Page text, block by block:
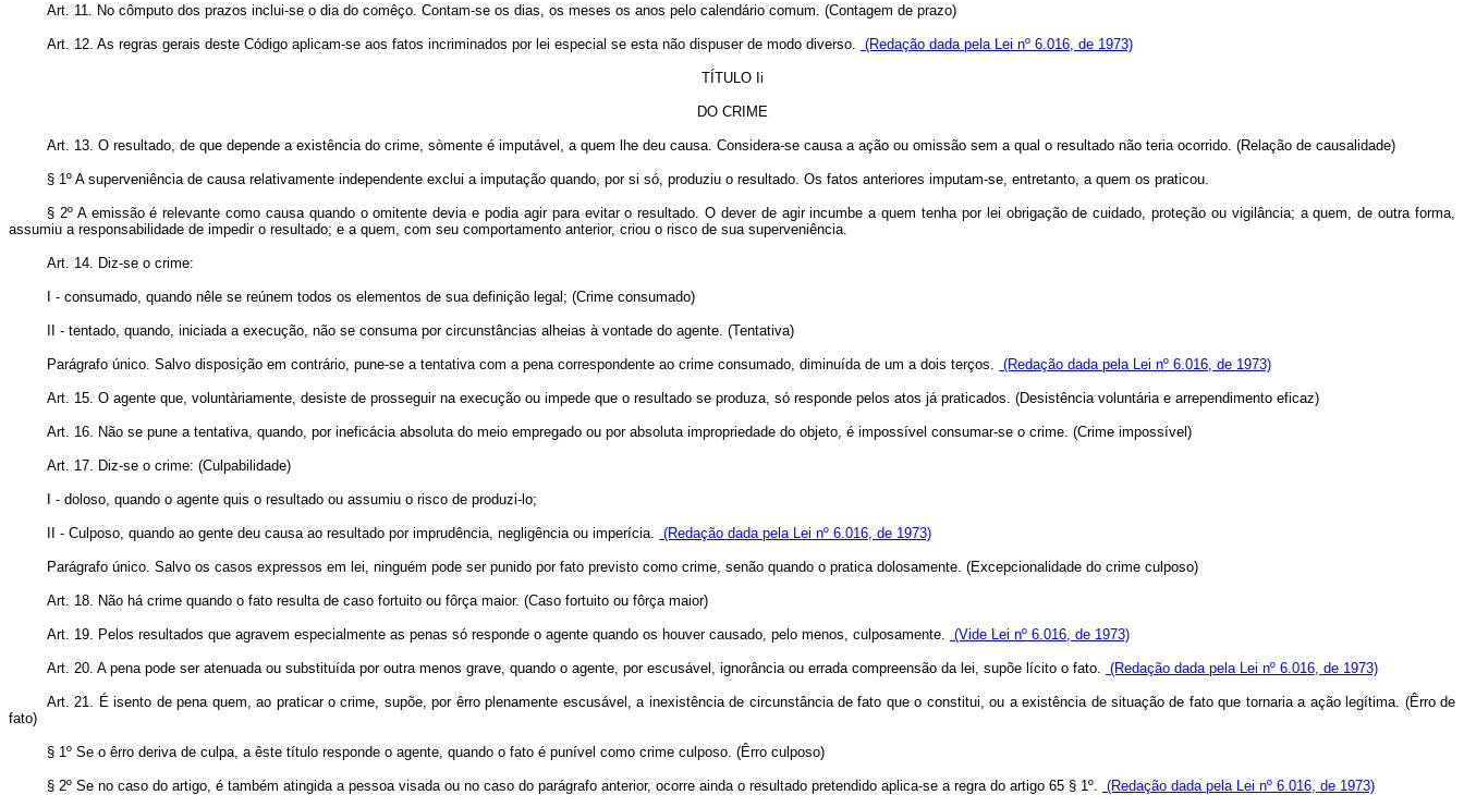
Art. 11. No cômputo dos prazos inclui-se o dia do comêço. Contam-se os dias, os meses os anos pelo calendário comum. (Contagem de prazo)
Art. 12. As regras gerais deste Código aplicam-se aos fatos incriminados por lei especial se esta não dispuser de modo diverso. (Redação dada pela Lei nº 6.016, de 1973)
TÍTULO Ii
DO CRIME
Art. 13. O resultado, de que depende a existência do crime, sòmente é imputável, a quem lhe deu causa. Considera-se causa a ação ou omissão sem a qual o resultado não teria ocorrido. (Relação de causalidade)
§ 1º A superveniência de causa relativamente independente exclui a imputação quando, por si só, produziu o resultado. Os fatos anteriores imputam-se, entretanto, a quem os praticou.
§ 2º A emissão é relevante como causa quando o omitente devia e podia agir para evitar o resultado. O dever de agir incumbe a quem tenha por lei obrigação de cuidado, proteção ou vigilância; a quem, de outra forma,
assumiu a responsabilidade de impedir o resultado; e a quem, com seu comportamento anterior, criou o risco de sua superveniência.
Art. 14. Diz-se o crime:
I - consumado, quando nêle se reúnem todos os elementos de sua definição legal; (Crime consumado)
II - tentado, quando, iniciada a execução, não se consuma por circunstâncias alheias à vontade do agente. (Tentativa)
Parágrafo único. Salvo disposição em contrário, pune-se a tentativa com a pena correspondente ao crime consumado, diminuída de um a dois terços. (Redação dada pela Lei nº 6.016, de 1973)
Art. 15. O agente que, voluntàriamente, desiste de prosseguir na execução ou impede que o resultado se produza, só responde pelos atos já praticados. (Desistência voluntária e arrependimento eficaz)
Art. 16. Não se pune a tentativa, quando, por ineficácia absoluta do meio empregado ou por absoluta impropriedade do objeto, é impossível consumar-se o crime. (Crime impossível)
Art. 17. Diz-se o crime: (Culpabilidade)
I - doloso, quando o agente quis o resultado ou assumiu o risco de produzi-lo;
II - Culposo, quando ao gente deu causa ao resultado por imprudência, negligência ou imperícia. (Redação dada pela Lei nº 6.016, de 1973)
Parágrafo único. Salvo os casos expressos em lei, ninguém pode ser punido por fato previsto como crime, senão quando o pratica dolosamente. (Excepcionalidade do crime culposo)
Art. 18. Não há crime quando o fato resulta de caso fortuito ou fôrça maior. (Caso fortuito ou fôrça maior)
Art. 19. Pelos resultados que agravem especialmente as penas só responde o agente quando os houver causado, pelo menos, culposamente. (Vide Lei nº 6.016, de 1973)
Art. 20. A pena pode ser atenuada ou substituída por outra menos grave, quando o agente, por escusável, ignorância ou errada compreensão da lei, supõe lícito o fato. (Redação dada pela Lei nº 6.016, de 1973)
Art. 21. É isento de pena quem, ao praticar o crime, supõe, por êrro plenamente escusável, a inexistência de circunstância de fato que o constitui, ou a existência de situação de fato que tornaria a ação legítima. (Êrro de
fato)
§ 1º Se o êrro deriva de culpa, a êste título responde o agente, quando o fato é punível como crime culposo. (Êrro culposo)
§ 2º Se no caso do artigo, é também atingida a pessoa visada ou no caso do parágrafo anterior, ocorre ainda o resultado pretendido aplica-se a regra do artigo 65 § 1º. (Redação dada pela Lei nº 6.016, de 1973)